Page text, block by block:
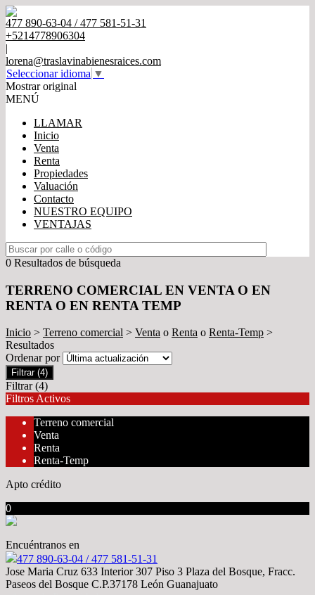
477 890-63-04 / 477 581-51-31
+5214778906304
|
lorena@traslavinabienesraices.com
Seleccionar idioma ▼
Mostrar original
MENÚ
LLAMAR
Inicio
Venta
Renta
Propiedades
Valuación
Contacto
NUESTRO EQUIPO
VENTAJAS
0 Resultados de búsqueda
TERRENO COMERCIAL EN VENTA O EN
RENTA O EN RENTA TEMP
Inicio > Terreno comercial > Venta o Renta o Renta-Temp >
Resultados
Ordenar por
Filtrar (4)
Filtrar (4)
Filtros Activos
Terreno comercial
Venta
Renta
Renta-Temp
Apto crédito
0
Encuéntranos en
477 890-63-04 / 477 581-51-31
Jose Maria Cruz 633 Interior 307 Piso 3 Plaza del Bosque, Fracc.
Paseos del Bosque C.P.37178 León Guanajuato